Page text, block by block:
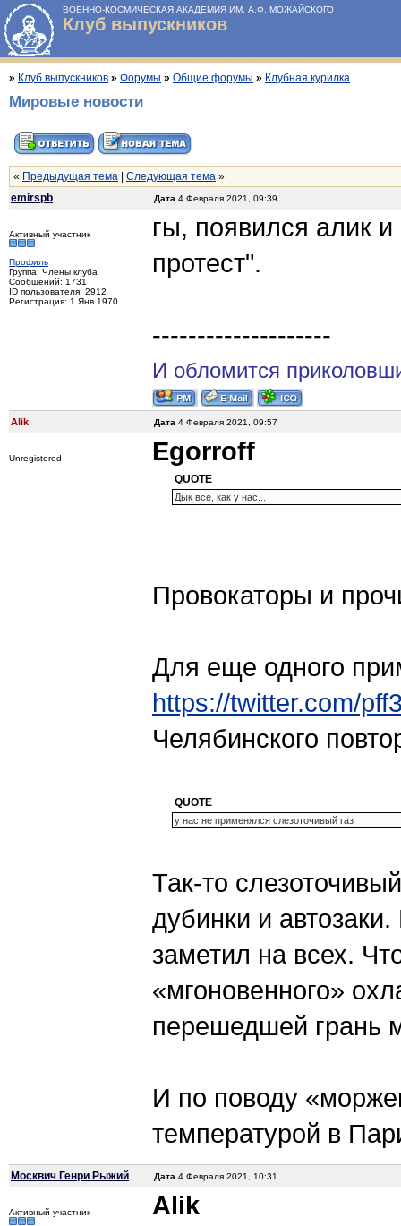
ВОЕННО-КОСМИЧЕСКАЯ АКАДЕМИЯ ИМ. А.Ф. МОЖАЙСКОГО
Клуб выпускников
» Клуб выпускников » Форумы » Общие форумы » Клубная курилка
Мировые новости
« Предыдущая тема Следующая тема »
emirspb
Дата 4 Февраля 2021, 09:39
Активный участник
Профиль
Группа: Члены клуба
Сообщений: 1731
ID пользователя: 2912
Регистрация: 1 Янв 1970
гы, появился алик
протест".
--------------------
И обломится
Alik Дата 4 Февраля 2021, 09:57
Unregistered Egorroff
QUOTE
Дык все, как у нас...
Провокаторы и
Для еще одного
https://twitter.com/
Челябинского
QUOTE
у нас не применялся слезоточивый газ
Так-то
дубинки и
заметил на всех.
«мгоновенного»
перешедшей грань
И по поводу
температурой в
Москвич Генри Рыжий Дата 4 Февраля 2021, 10:31
Активный участник Alik